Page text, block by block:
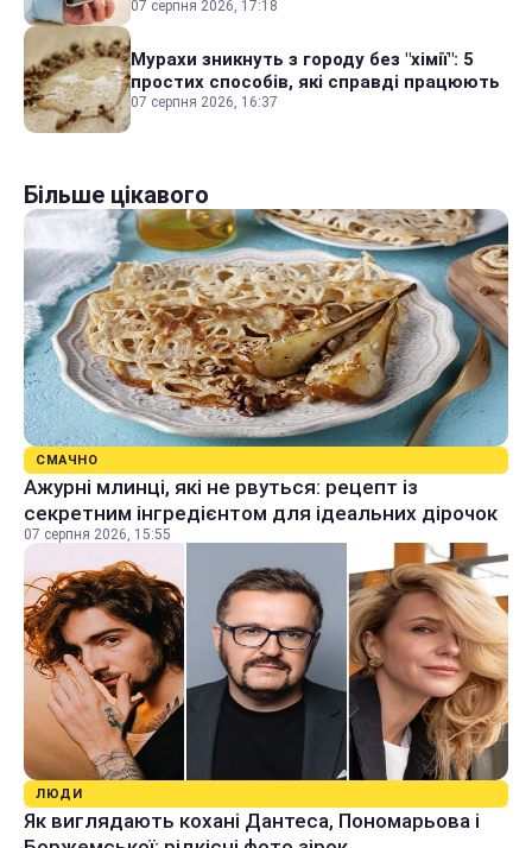
07 серпня 2026, 17:18
Мурахи зникнуть з городу без "хімії": 5
простих способів, які справді працюють
07 серпня 2026, 16:37
Більше цікавого
СМАЧНО
Ажурні млинці, які не рвуться: рецепт із
секретним інгредієнтом для ідеальних дірочок
07 серпня 2026, 15:55
ЛЮДИ
Як виглядають кохані Дантеса, Пономарьова і